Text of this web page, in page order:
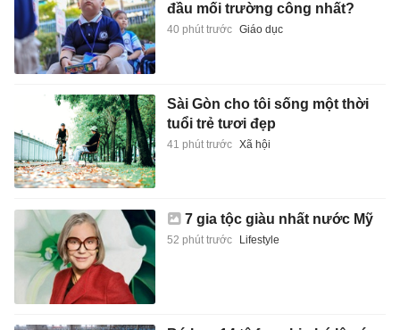
đầu mối trường công nhất?
40 phút trước Giáo dục
Sài Gòn cho tôi sống một thời
tuổi trẻ tươi đẹp
41 phút trước Xã hội
7 gia tộc giàu nhất nước Mỹ
52 phút trước Lifestyle